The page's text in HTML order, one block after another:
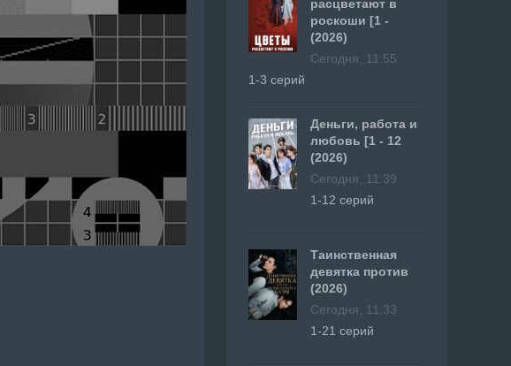
расцветают в
роскоши [1 -
(2026)
Сегодня, 11:55
1-3 серий
Деньги, работа и
любовь [1 - 12
(2026)
Сегодня, 11:39
1-12 серий
Таинственная
девятка против
(2026)
Сегодня, 11:33
1-21 серий